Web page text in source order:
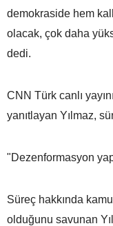
demokraside hem
olacak, çok daha
dedi.
CNN Türk canlı
yanıtlayan Yılmaz,
"Dezenformasyon
Süreç hakkında
olduğunu savunan